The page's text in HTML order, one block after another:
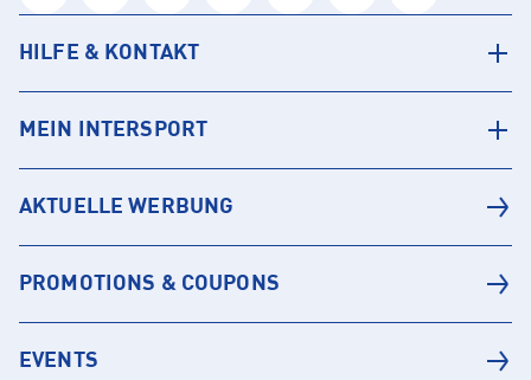
HILFE & KONTAKT
MEIN INTERSPORT
AKTUELLE WERBUNG
PROMOTIONS & COUPONS
EVENTS